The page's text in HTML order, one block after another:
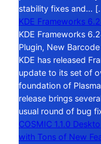
stability fixes and…
KDE Frameworks
KDE Frameworks
Plugin, New
KDE has released
update to its set of
foundation of
release brings
usual round of bug
COSMIC 1.1.0
with Tons of New